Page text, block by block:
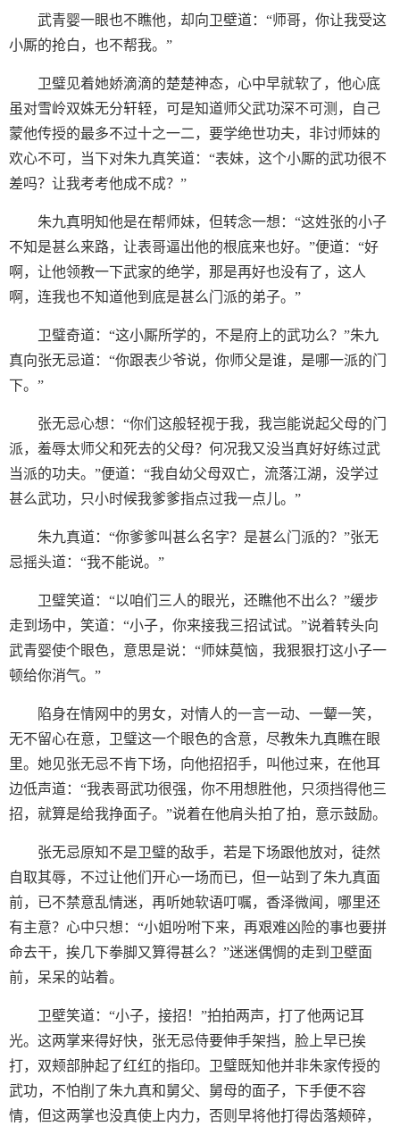
武青婴一眼也不瞧他，却向卫壁道：“师哥，你让我受这
小厮的抢白，也不帮我。”
卫璧见着她娇滴滴的楚楚神态，心中早就软了，他心底
虽对雪岭双姝无分轩轾，可是知道师父武功深不可测，自己
蒙他传授的最多不过十之一二，要学绝世功夫，非讨师妹的
欢心不可，当下对朱九真笑道：“表妹，这个小厮的武功很不
差吗？让我考考他成不成？”
朱九真明知他是在帮师妹，但转念一想：“这姓张的小子
不知是甚么来路，让表哥逼出他的根底来也好。”便道：“好
啊，让他领教一下武家的绝学，那是再好也没有了，这人
啊，连我也不知道他到底是甚么门派的弟子。”
卫璧奇道：“这小厮所学的，不是府上的武功么？”朱九
真向张无忌道：“你跟表少爷说，你师父是谁，是哪一派的门
下。”
张无忌心想：“你们这般轻视于我，我岂能说起父母的门
派，羞辱太师父和死去的父母？何况我又没当真好好练过武
当派的功夫。”便道：“我自幼父母双亡，流落江湖，没学过
甚么武功，只小时候我爹爹指点过我一点儿。”
朱九真道：“你爹爹叫甚么名字？是甚么门派的？”张无
忌摇头道：“我不能说。”
卫璧笑道：“以咱们三人的眼光，还瞧他不出么？”缓步
走到场中，笑道：“小子，你来接我三招试试。”说着转头向
武青婴使个眼色，意思是说：“师妹莫恼，我狠狠打这小子一
顿给你消气。”
陷身在情网中的男女，对情人的一言一动、一颦一笑，
无不留心在意，卫璧这一个眼色的含意，尽教朱九真瞧在眼
里。她见张无忌不肯下场，向他招招手，叫他过来，在他耳
边低声道：“我表哥武功很强，你不用想胜他，只须挡得他三
招，就算是给我挣面子。”说着在他肩头拍了拍，意示鼓励。
张无忌原知不是卫璧的敌手，若是下场跟他放对，徒然
自取其辱，不过让他们开心一场而已，但一站到了朱九真面
前，已不禁意乱情迷，再听她软语叮嘱，香泽微闻，哪里还
有主意？心中只想：“小姐吩咐下来，再艰难凶险的事也要拼
命去干，挨几下拳脚又算得甚么？”迷迷偶惆的走到卫壁面
前，呆呆的站着。
卫壁笑道：“小子，接招！”拍拍两声，打了他两记耳
光。这两掌来得好快，张无忌侍要伸手架挡，脸上早已挨
打，双颊部肿起了红红的指印。卫璧既知他并非朱家传授的
武功，不怕削了朱九真和舅父、舅母的面子，下手便不容
情，但这两掌也没真使上内力，否则早将他打得齿落颊碎，